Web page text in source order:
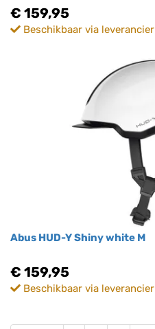
€ 159,95
Beschikbaar via leverancier
Abus HUD-Y Shiny white M
€ 159,95
Beschikbaar via leverancier